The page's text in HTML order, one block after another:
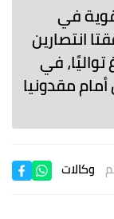
في
حيث حققتا انتصارين
في
مقدونيا
وكالات